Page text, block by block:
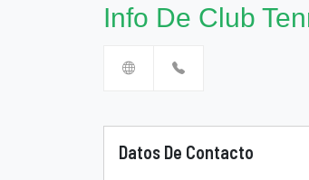
Info De Club
Datos De Contacto